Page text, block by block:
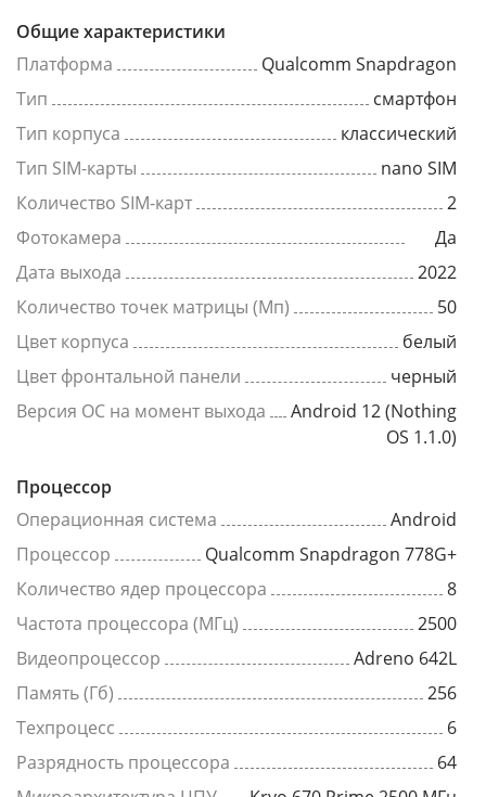
Общие характеристики
Платформа
Qualcomm Snapdragon
Тип
смартфон
Тип корпуса
классический
Тип SIM-карты
nano SIM
Количество SIM-карт
2
Фотокамера
Да
Дата выхода
2022
Количество точек матрицы (Мп)
50
Цвет корпуса
белый
Цвет фронтальной панели
черный
Версия ОС на момент выхода
Android 12 (Nothing
OS 1.1.0)
Процессор
Операционная система
Android
Процессор
Qualcomm Snapdragon 778G+
Количество ядер процессора
8
Частота процессора (МГц)
2500
Видеопроцессор
Adreno 642L
Память (Гб)
256
Техпроцесс
6
Разрядность процессора
64